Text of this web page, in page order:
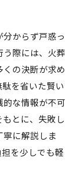
からず戸惑っ
際には、火葬
の決断が求め
を省いた賢い
な情報が不可
とに、失敗し
に解説しま
を少しでも軽